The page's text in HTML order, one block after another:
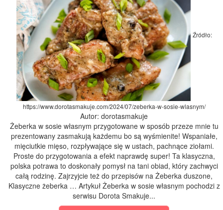
Źródło:
https://www.dorotasmakuje.com/2024/07/zeberka-w-sosie-wlasnym/
Autor: dorotasmakuje
Żeberka w sosie własnym przygotowane w sposób przeze mnie tu
prezentowany zasmakują każdemu bo są wyśmienite! Wspaniałe,
mięciutkie mięso, rozpływające się w ustach, pachnące ziołami.
Proste do przygotowania a efekt naprawdę super! Ta klasyczna,
polska potrawa to doskonały pomysł na tani obiad, który zachwyci
całą rodzinę. Zajrzyjcie też do przepisów na Żeberka duszone,
Klasyczne żeberka … Artykuł Żeberka w sosie własnym pochodzi z
serwisu Dorota Smakuje...